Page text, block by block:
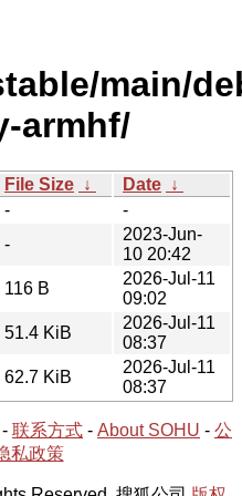
main/
armhf/
File Size ↓ Date ↓
-
-
-
2023-Jun-
10 20:42
116 B
2026-Jul-11
09:02
51.4 KiB
2026-Jul-11
08:37
62.7 KiB
2026-Jul-11
08:37
- 联系方式 - About SOHU - 公
私政策